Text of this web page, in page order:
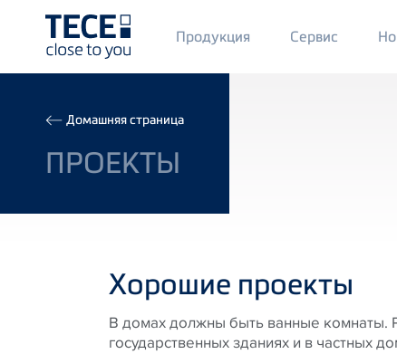
Main
Menü
1
Продукция Сервис
Breadcrumb
Домашняя страница
ПРОЕКТЫ
Хорошие проекты
В домах должны быть ванные комнаты.
государственных зданиях и в частных